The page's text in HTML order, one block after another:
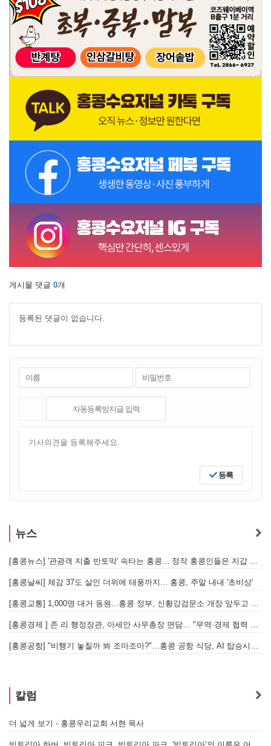
게시물 댓글 0개
등록된 댓글이 없습니다.
등록
뉴스
[홍콩뉴스] '관광객 지출 반토막' 속타는 홍콩... 정작 홍콩인들은 지갑 들고 해외로?
[홍콩날씨] 체감 37도 살인 더위에 태풍까지... 홍콩, 주말 내내 '초비상'
[홍콩교통] 1,000명 대거 동원...홍콩 정부, 신황강검문소 개장 앞두고 실전 훈련 돌입
[홍콩경제 ] 존 리 행정장관, 아세안 사무총장 면담… "무역·경제 협력 한층 강화한다"
[홍콩공항] "비행기 놓칠까 봐 조마조마?"…홍콩 공항 식당, AI 탑승시간 계산해 메뉴 추천해 준다
칼럼
더 넓게 보기 - 홍콩우리교회 서현 목사